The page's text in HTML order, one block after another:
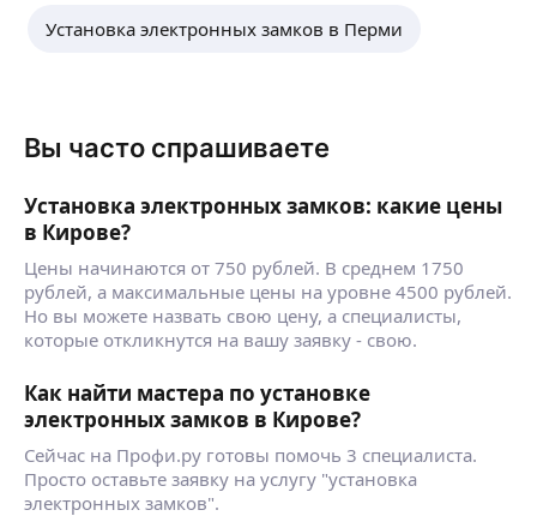
Установка электронных замков в Перми
Вы часто спрашиваете
Установка электронных замков: какие цены
в Кирове?
Цены начинаются от 750 рублей. В среднем 1750
рублей, а максимальные цены на уровне 4500 рублей.
Но вы можете назвать свою цену, а специалисты,
которые откликнутся на вашу заявку - свою.
Как найти мастера по установке
электронных замков в Кирове?
Сейчас на Профи.ру готовы помочь 3 специалиста.
Просто оставьте заявку на услугу "установка
электронных замков".